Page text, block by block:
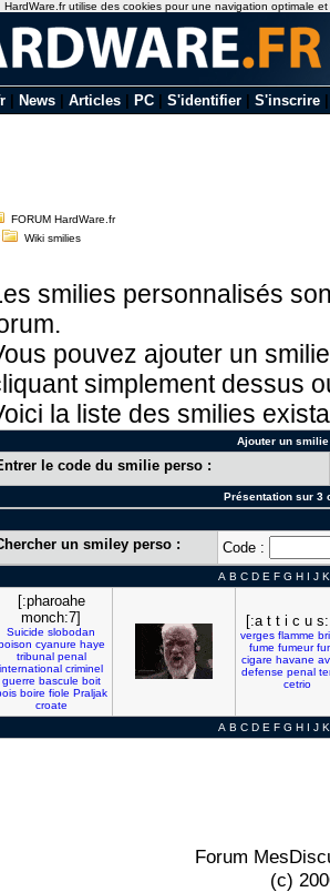
News Articles PC S'identifier S'inscrire
FORUM HardWare.fr
Wiki smilies
smilies personnalisés
pouvez ajouter un
simplement dessus
la liste des smilies
Ajouter un
le code du smilie perso :
Présentation sur 3
un smiley perso : Code :
A B C D E F G H I J K
[:pharoahe
monch:7]
Suicide slobodan
cyanure haye
tribunal penal
international criminel
guerre bascule boit
boire fiole Praljak
croate
[:a t t i c u
verges flamme
fume fumeur
cigare havane
defense penal
cetrio
A B C D E F G H I J K
Forum
(c)
HardWare.fr utilise des cookies pour une navigation optimale